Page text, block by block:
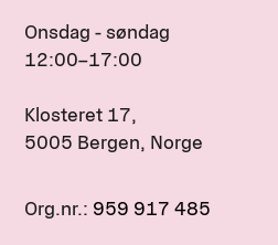
Onsdag - søndag
12:00–17:00
Klosteret 17,
5005 Bergen, Norge
Org.nr.: 959 917 485